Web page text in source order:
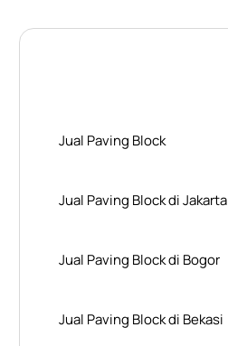
Jual Paving Block
Jual Paving Block di Jakarta
Jual Paving Block di Bogor
Jual Paving Block di Bekasi